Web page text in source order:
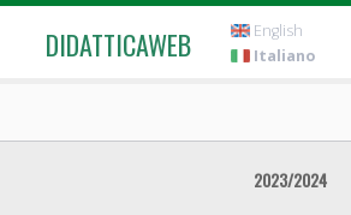
DIDATTICAWEB
English
Italiano
2023/2024